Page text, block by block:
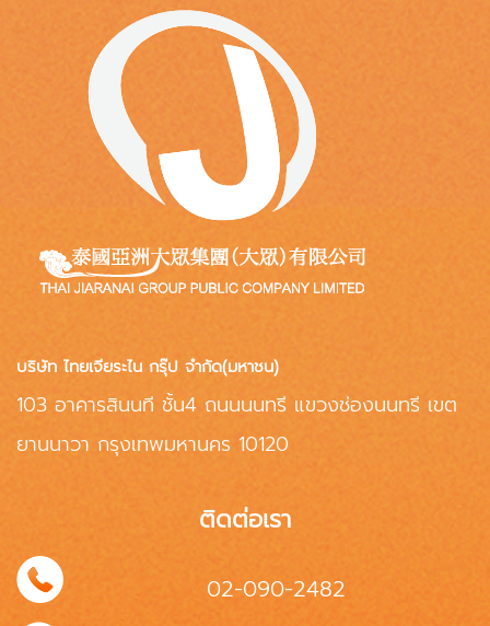
บริษัท ไทยเจียระไน กรุ๊ป จำกัด(มหาชน)
103 อาคารสินนที ชั้น4 ถนนนนทรี แขวงช่องนนทรี เขต
ยานนาวา กรุงเทพมหานคร 10120
ติดต่อเรา
02-090-2482